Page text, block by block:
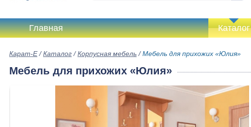
Главная Каталог
Карат-Е/Каталог /Корпусная мебель /Мебель для прихожих «Юлия»
Мебель для прихожих «Юлия»